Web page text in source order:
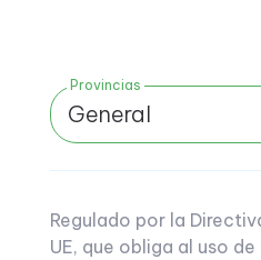
Provincias
General
Regulado por la
UE, que obliga al uso